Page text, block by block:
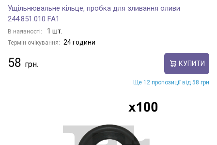
Ущільнювальне кільце, пробка для зливання оливи
244.851.010 FA1
В наявності: 1 шт.
Термін очікування: 24 години
58 КУПИТИ
Ще 12 пропозиції від 58 грн